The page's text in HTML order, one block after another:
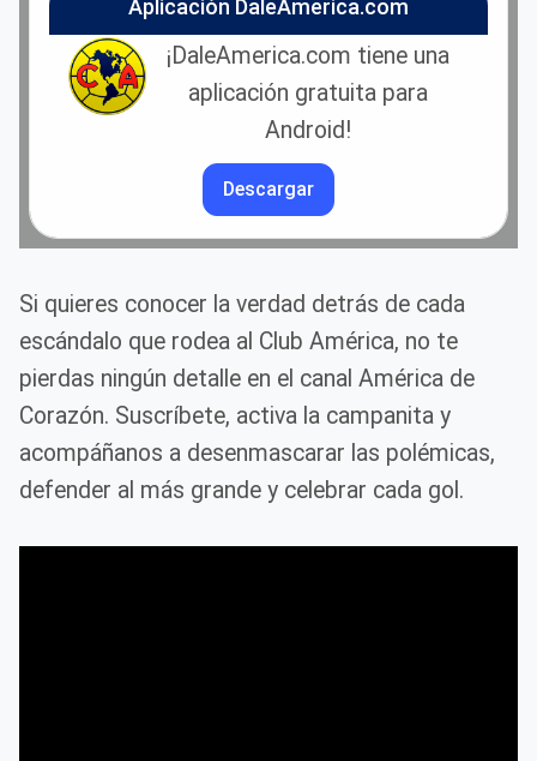
Aplicación DaleAmerica.com
¡DaleAmerica.com tiene una
aplicación gratuita para
Android!
Descargar
Si quieres conocer la verdad detrás de cada
escándalo que rodea al Club América, no te
pierdas ningún detalle en el canal América de
Corazón. Suscríbete, activa la campanita y
acompáñanos a desenmascarar las polémicas,
defender al más grande y celebrar cada gol.